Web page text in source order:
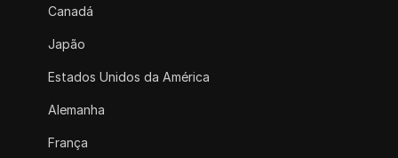
Canadá
Japão
Estados Unidos da América
Alemanha
França